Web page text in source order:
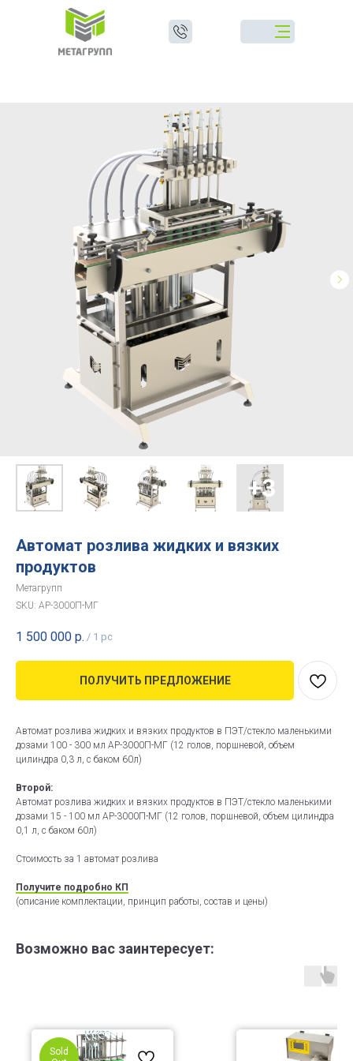
Автомат розлива жидких и вязких
продуктов
Метагрупп
SKU: АР-3000П-МГ
1 500 000 р. / 1 pc
ПОЛУЧИТЬ ПРЕДЛОЖЕНИЕ
Автомат розлива жидких и вязких продуктов в ПЭТ/стекло маленькими
дозами 100 - 300 мл АР-3000П-МГ (12 голов, поршневой, объем
цилиндра 0,3 л, с баком 60л)
Второй:
Автомат розлива жидких и вязких продуктов в ПЭТ/стекло маленькими
дозами 15 - 100 мл АР-3000П-МГ (12 голов, поршневой, объем цилиндра
0,1 л, с баком 60л)
Стоимость за 1 автомат розлива
Получите подробно КП
(описание комплектации, принцип работы, состав и цены)
Возможно вас заинтересует:
Sold